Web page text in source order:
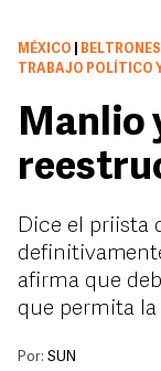
MÉXICO
TRABAJO POLÍTICO
Manlio
Dice el priista
afirma que
que permita
Por: SUN